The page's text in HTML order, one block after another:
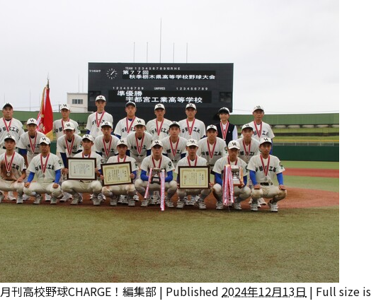
月刊高校野球CHARGE！編集部 | Published 2024年12月13日 | Full size is